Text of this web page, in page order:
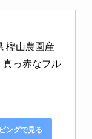
樫山農園産
真っ赤なフル
ングで見る